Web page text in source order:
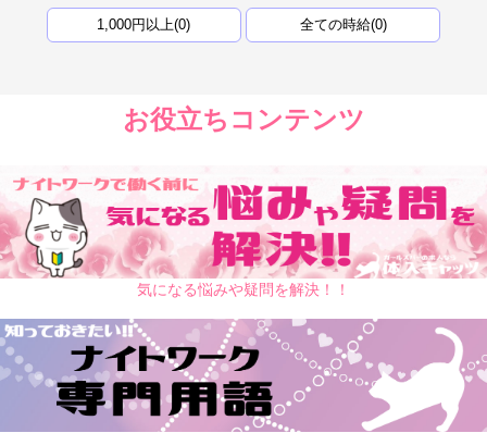
1,000円以上(0) 全ての時給(0)
お役立ちコンテンツ
気になる悩みや疑問を解決！！